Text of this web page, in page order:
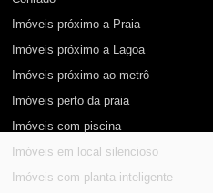
Imóveis próximo a Praia
Imóveis próximo a Lagoa
Imóveis próximo ao metrô
Imóveis perto da praia
Imóveis com piscina
Imóveis em local silencioso
Imóveis com planta inteligente